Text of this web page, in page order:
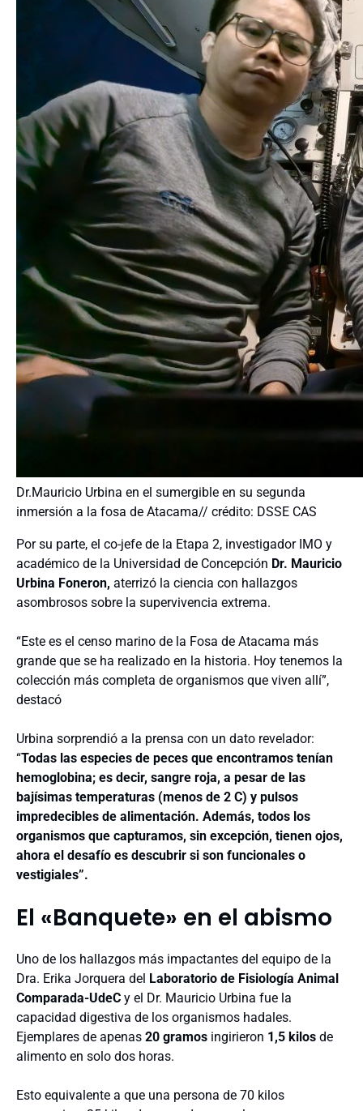
Dr.Mauricio Urbina en el sumergible en su segunda
inmersión a la fosa de Atacama// crédito: DSSE CAS
Por su parte, el co-jefe de la Etapa 2, investigador IMO y
académico de la Universidad de Concepción Dr. Mauricio
Urbina Foneron, aterrizó la ciencia con hallazgos
asombrosos sobre la supervivencia extrema.
“Este es el censo marino de la Fosa de Atacama más
grande que se ha realizado en la historia. Hoy tenemos la
colección más completa de organismos que viven allí”,
destacó
Urbina sorprendió a la prensa con un dato revelador:
“Todas las especies de peces que encontramos tenían
hemoglobina; es decir, sangre roja, a pesar de las
bajísimas temperaturas (menos de 2 C) y pulsos
impredecibles de alimentación. Además, todos los
organismos que capturamos, sin excepción, tienen ojos,
ahora el desafío es descubrir si son funcionales o
vestigiales”.
El «Banquete» en el abismo
Uno de los hallazgos más impactantes del equipo de la
Dra. Erika Jorquera del Laboratorio de Fisiología Animal
Comparada-UdeC y el Dr. Mauricio Urbina fue la
capacidad digestiva de los organismos hadales.
Ejemplares de apenas 20 gramos ingirieron 1,5 kilos de
alimento en solo dos horas.
Esto equivalente a que una persona de 70 kilos